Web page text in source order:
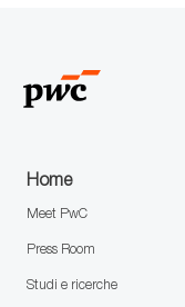
Home
Meet PwC
Press Room
Studi e ricerche